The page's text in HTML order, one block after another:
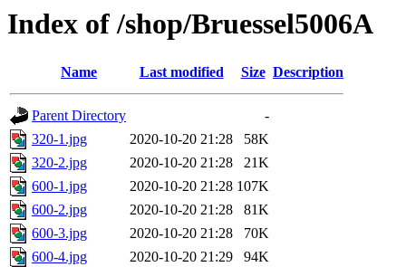
Index of /shop/Bruessel5006A
Name Last modified Size Description
Parent Directory
-
320-1.jpg
2020-10-20 21:28
58K
320-2.jpg
2020-10-20 21:28
21K
600-1.jpg
2020-10-20 21:28 107K
600-2.jpg
2020-10-20 21:28
81K
600-3.jpg
2020-10-20 21:28
70K
600-4.jpg
2020-10-20 21:29
94K